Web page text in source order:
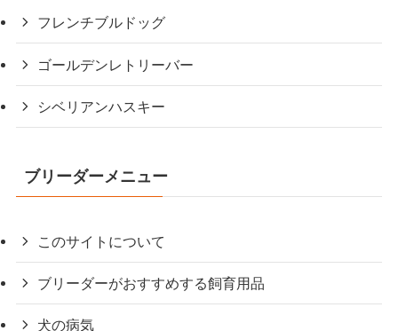
フレンチブルドッグ
ゴールデンレトリーバー
シベリアンハスキー
ブリーダーメニュー
このサイトについて
ブリーダーがおすすめする飼育用品
犬の病気